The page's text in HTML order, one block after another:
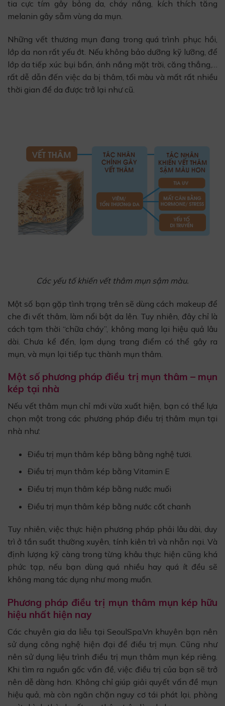
tia cực tím gây bỏng da, cháy nắng, kích thích tăng
melanin gây sẫm vùng da mụn.
Những vết thương mụn đang trong quá trình phục hồi,
lớp da non rất yếu ớt. Nếu không bảo dưỡng kỹ lưỡng, để
lớp da tiếp xúc bụi bẩn, ánh nắng mặt trời, căng thẳng,…
rất dễ dẫn đến việc da bị thâm, tối màu và mất rất nhiều
thời gian để da được trở lại như cũ.
Các yếu tố khiến vết thâm mụn sậm màu.
Một số bạn gặp tình trạng trên sẽ dùng cách makeup để
che đi vết thâm, làm nổi bật da lên. Tuy nhiên, đây chỉ là
cách tạm thời “chữa cháy”, không mang lại hiệu quả lâu
dài. Chưa kể đến, lạm dụng trang điểm có thể gây ra
mụn, và mụn lại tiếp tục thành mụn thâm.
Một số phương pháp điều trị mụn thâm – mụn
kép tại nhà
Nếu vết thâm mụn chỉ mới vừa xuất hiện, bạn có thể lựa
chọn một trong các phương pháp điều trị thâm mụn tại
nhà như:
Điều trị mụn thâm kép bằng bằng nghệ tươi.
Điều trị mụn thâm kép bằng Vitamin E
Điều trị mụn thâm kép bằng nước muối
Điều trị mụn thâm kép bằng nước cốt chanh
Tuy nhiên, việc thực hiện phương pháp phải lâu dài, duy
trì ở tần suất thường xuyên, tính kiên trì và nhẫn nại. Và
định lượng kỹ càng trong từng khâu thực hiện cũng khá
phức tạp, nếu bạn dùng quá nhiều hay quá ít đều sẽ
không mang tác dụng như mong muốn.
Phương pháp điều trị mụn thâm mụn kép hữu
hiệu nhất hiện nay
Các chuyên gia da liễu tại SeoulSpa.Vn khuyên bạn nên
sử dụng công nghệ hiện đại để điều trị mụn. Cũng như
nên sử dụng liệu trình điều trị mụn thâm mụn kép riêng.
Khi tìm ra nguồn gốc vấn đề, việc điều trị của bạn sẽ trở
nên dễ dàng hơn. Không chỉ giúp giải quyết vấn đề mụn
hiệu quả, mà còn ngăn chặn nguy cơ tái phát lại, phòng